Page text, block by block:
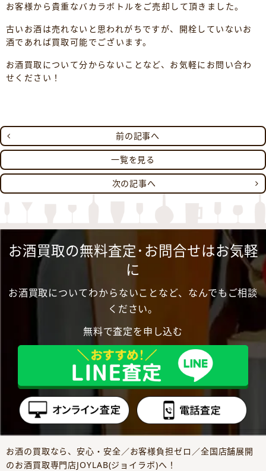
お客様から貴重なバカラボトルをご売却して頂きました。
古いお酒は売れないと思われがちですが、開栓していないお
酒であれば買取可能でございます。
お酒買取について分からないことなど、お気軽にお問い合わ
せください！
前の記事へ
一覧を見る
次の記事へ
お酒買取の無料査定･お問合せはお気軽
に
お酒買取についてわからないことなど、なんでもご相談
ください。
無料で査定を申し込む
お酒の買取なら、安心・安全／お客様負担ゼロ／全国店舗展開
のお酒買取専門店JOYLAB(ジョイラボ)へ！